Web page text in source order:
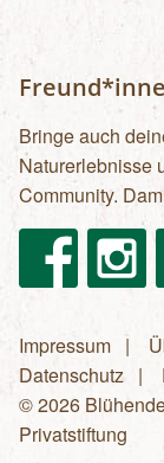
Bringe auch
Naturerlebnisse
Community.
FacebookInstagram
Impressum
Datenschutz
© 2026
Privatstiftung